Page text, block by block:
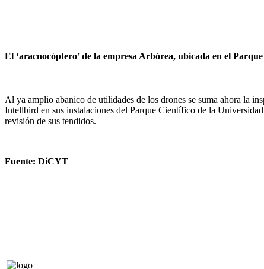
El ‘aracnocóptero’ de la empresa Arbórea, ubicada en el
Al ya amplio abanico de utilidades de los drones se suma ahora la
Intellbird en sus instalaciones del Parque Científico de la
revisión de sus tendidos.
Fuente: DiCYT